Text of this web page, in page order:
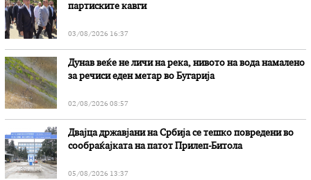
партиските кавги
03/08/2026 16:37
Дунав веќе не личи на река, нивото на вода намалено
за речиси еден метар во Бугарија
02/08/2026 08:57
Двајца државјани на Србија се тешко повредени во
сообраќајката на патот Прилеп-Битола
05/08/2026 13:37